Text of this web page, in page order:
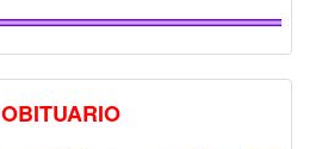
OBITUARIO